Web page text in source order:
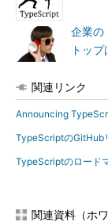
企業の
トッ
関連リンク
Announcing
TypeScriptのGitHub
TypeScriptのロード
関連資料（ホ